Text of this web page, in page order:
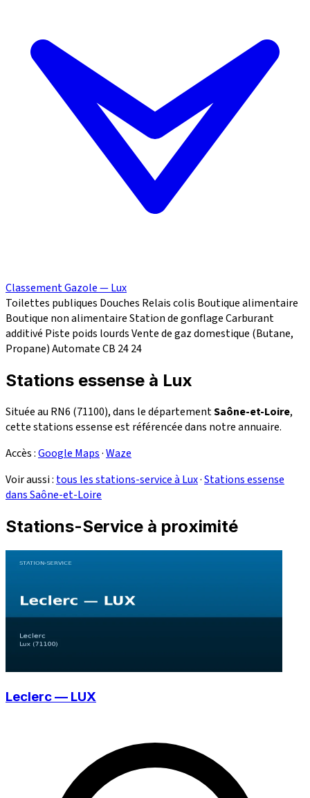
Classement Gazole — Lux
Toilettes publiques Douches Relais colis Boutique alimentaire
Boutique non alimentaireStation de gonflageCarburant
additivé Piste poids lourdsVente de gaz domestique (Butane,
Propane)Automate CB 2424
Stations essense à Lux
Située au RN6 (71100), dans le départementSaône-et-Loire,
cette stations essense est référencée dans notre annuaire.
Accès :Google Maps·Waze
Voir aussi : tous les stations-service à Lux·Stations essense
dans Saône-et-Loire
Stations-Service à proximité
Leclerc — LUX